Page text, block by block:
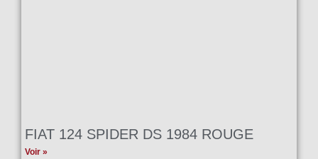
FIAT 124 SPIDER DS 1984 ROUGE
Voir »